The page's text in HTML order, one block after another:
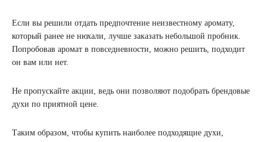
Если вы решили отдать предпочтение неизвестному аромату,
который ранее не нюхали, лучше заказать небольшой пробник.
Попробовав аромат в повседневности, можно решить, подходит
он вам или нет.
Не пропускайте акции, ведь они позволяют подобрать брендовые
духи по приятной цене.
Таким образом, чтобы купить наиболее подходящие духи,